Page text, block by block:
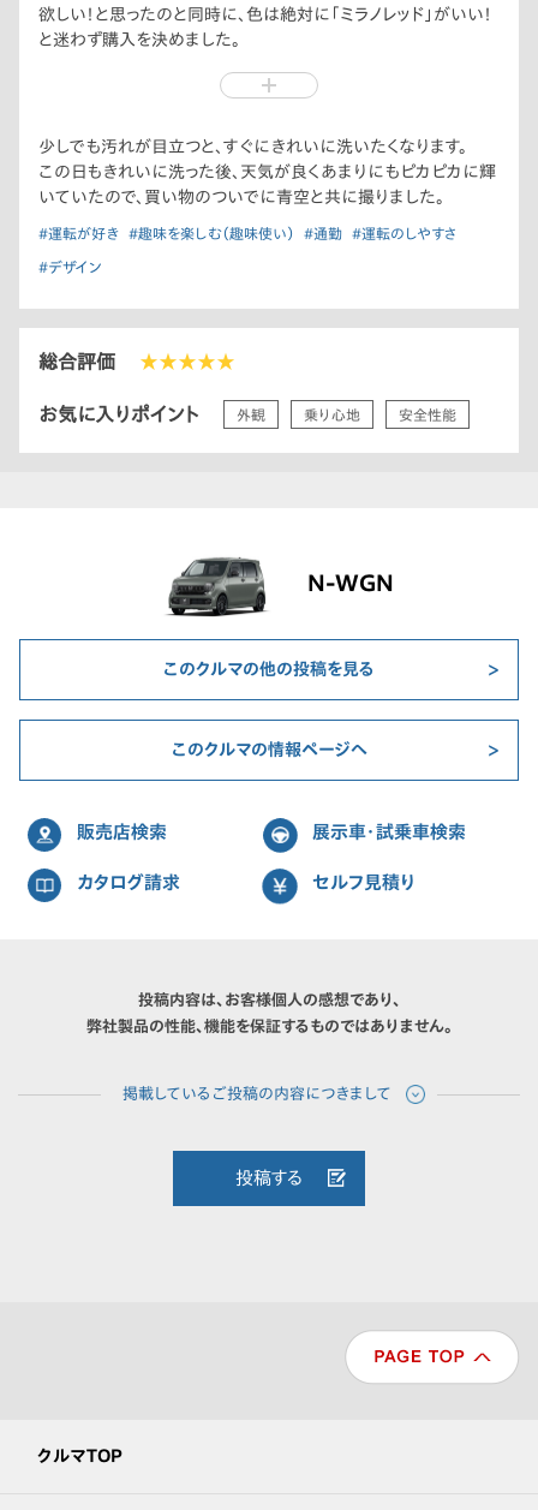
欲しい！と思ったのと同時に、色は絶対に「ミラノレッド」がいい！
と迷わず購入を決めました。
私でしたが、N-WGNに乗り換えてからは、少し汚れるとすぐに洗
私の大事な相棒になったN-WGNには「ミラレ」と名前を付け、
どこに行くにもいつも一緒です。
N-WGNの購入のきっかけは、この「ミラノレッド」です。
少しでも汚れが目立つと、すぐにきれいに洗いたくなります。
この日もきれいに洗った後、天気が良くあまりにもピカピカに輝
いていたので、買い物のついでに青空と共に撮りました。
#運転が好き #趣味を楽しむ（趣味使い） #通勤 #運転のしやすさ
#デザイン
総合評価 ★★★★★
お気に入りポイント 外観 乗り心地 安全性能
N-WGN
このクルマの他の投稿を見る
このクルマの情報ページへ
販売店検索 展示車・試乗車検索
カタログ請求 セルフ見積り
投稿内容は、お客様個人の感想であり、
弊社製品の性能、機能を保証するものではありません。
投稿する
クルマTOP